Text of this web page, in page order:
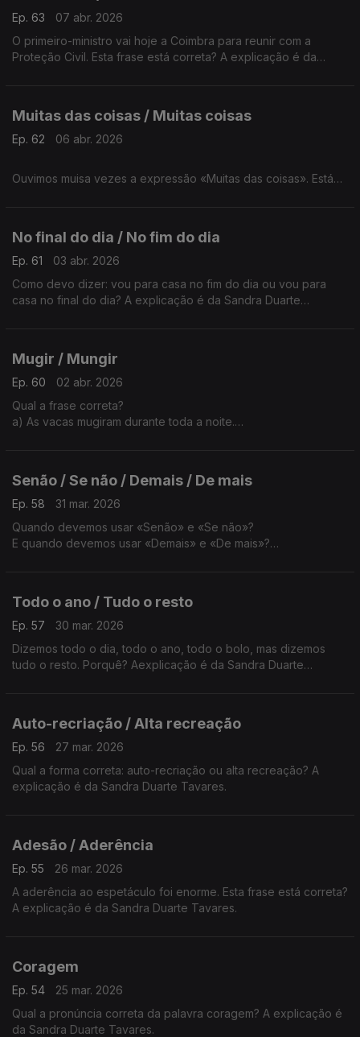
Ep. 63
07 abr. 2026
O primeiro-ministro vai hoje a Coimbra para reunir com a
Proteção Civil. Esta frase está correta? A explicação é da
Muitas das coisas / Muitas coisas
Ep. 62 06 abr. 2026
Ouvimos muisa vezes a expressão «Muitas das coisas». Está
No final do dia / No fim do dia
Ep. 61
03 abr. 2026
Como devo dizer: vou para casa no fim do dia ou vou para
casa no final do dia? A explicação é da Sandra Duarte
Mugir / Mungir
Ep. 60
02 abr. 2026
Qual a frase correta?
a) As vacas mugiram durante toda a noite.
Senão / Se não / Demais / De mais
Ep. 58
31 mar. 2026
Quando devemos usar «Senão» e «Se não»?
E quando devemos usar «Demais» e «De mais»?
Todo o ano / Tudo o resto
Ep. 57
30 mar. 2026
Dizemos todo o dia, todo o ano, todo o bolo, mas dizemos
tudo o resto. Porquê? Aexplicação é da Sandra Duarte
Auto-recriação / Alta recreação
Ep. 56
27 mar. 2026
Qual a forma correta: auto-recriação ou alta recreação? A
explicação é da Sandra Duarte Tavares.
Adesão / Aderência
Ep. 55
26 mar. 2026
A aderência ao espetáculo foi enorme. Esta frase está correta?
A explicação é da Sandra Duarte Tavares.
Coragem
Ep. 54
25 mar. 2026
Qual a pronúncia correta da palavra coragem? A explicação é
da Sandra Duarte Tavares.